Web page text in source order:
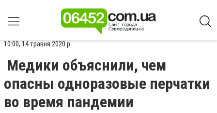
10:00, 14 травня 2020 р.
Медики объяснили, чем
опасны одноразовые перчатки
во время пандемии